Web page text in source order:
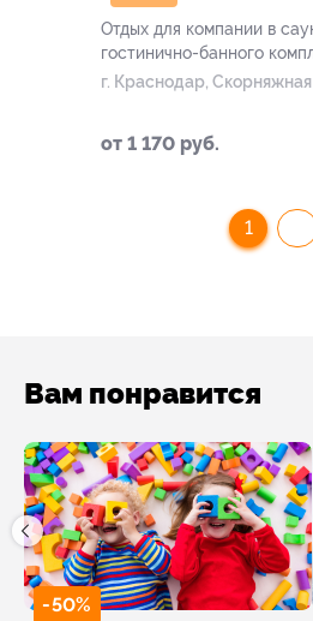
Отдых для компании в
гостинично-банного
г. Краснодар, Скорняжная
от 1 170 руб.
1
Вам понравится
-50%